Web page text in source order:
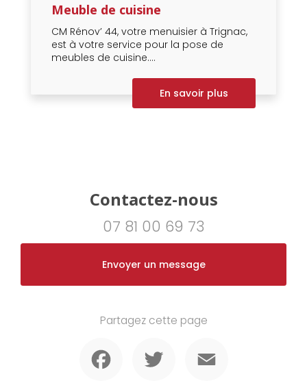
Meuble de cuisine
CM Rénov’ 44, votre menuisier à Trignac,
est à votre service pour la pose de
meubles de cuisine....
En savoir plus
Contactez-nous
07 81 00 69 73
Envoyer un message
Partagez cette page